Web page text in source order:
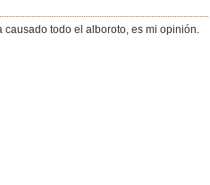
todo el alboroto, es mi opinión.